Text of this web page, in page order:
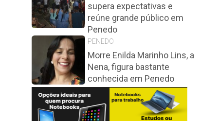
supera expectativas e
reúne grande público em
Penedo
PENEDO
Morre Enilda Marinho Lins, a
Nena, figura bastante
conhecida em Penedo